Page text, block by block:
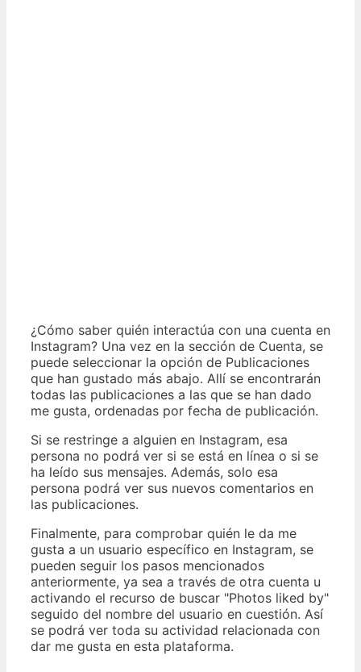
¿Cómo saber quién interactúa con una cuenta en
Instagram? Una vez en la sección de Cuenta, se
puede seleccionar la opción de Publicaciones
que han gustado más abajo. Allí se encontrarán
todas las publicaciones a las que se han dado
me gusta, ordenadas por fecha de publicación.
Si se restringe a alguien en Instagram, esa
persona no podrá ver si se está en línea o si se
ha leído sus mensajes. Además, solo esa
persona podrá ver sus nuevos comentarios en
las publicaciones.
Finalmente, para comprobar quién le da me
gusta a un usuario específico en Instagram, se
pueden seguir los pasos mencionados
anteriormente, ya sea a través de otra cuenta u
activando el recurso de buscar "Photos liked by"
seguido del nombre del usuario en cuestión. Así
se podrá ver toda su actividad relacionada con
dar me gusta en esta plataforma.